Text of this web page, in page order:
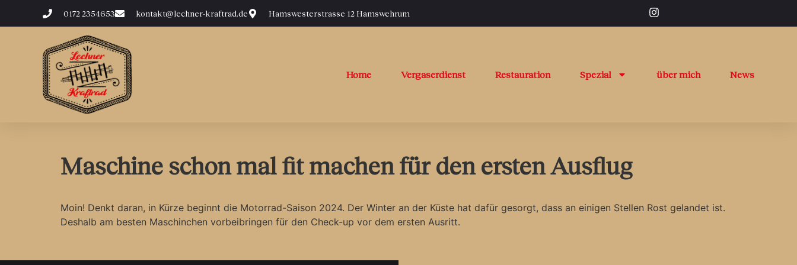
0172 2354653 kontakt@lechner-kraftrad.de Hamswesterstrasse 12 Hamswehrum
Home Vergaserdienst Restauration Spezial über mich News
Maschine schon mal fit machen für den ersten Ausflug
Moin! Denkt daran, in Kürze beginnt die Motorrad-Saison 2024. Der Winter an der Küste hat dafür gesorgt, dass an einigen Stellen Rost gelandet ist.
Deshalb am besten Maschinchen vorbeibringen für den Check-up vor dem ersten Ausritt.